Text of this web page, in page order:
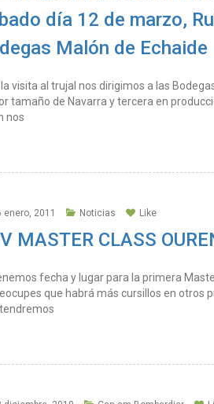
día 12 de marzo,
Malón de Echaide
visita al trujal nos dirigimos a las
tamaño de Navarra y tercera en
nos
enero, 2011 Noticias Like
MASTER CLASS
fecha y lugar para la primera
que habrá más cursillos en otros